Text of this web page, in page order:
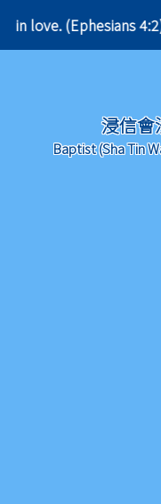
4:2) 凡事
浸信會
Baptist (Sha Tin